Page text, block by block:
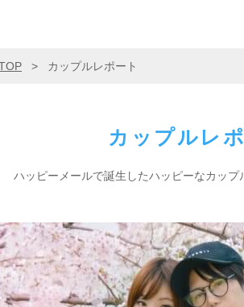
> カップルレポート
カップルレ
ハッピーメールで誕生したハッピーなカップ